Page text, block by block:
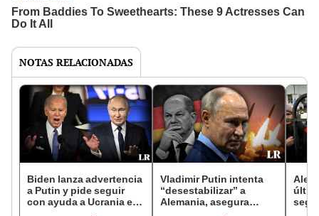
NOTAS RELACIONADAS
Biden lanza advertencia
a Putin y pide seguir
con ayuda a Ucrania en
Vladimir Putin intenta
“desestabilizar” a
Alemania, asegura